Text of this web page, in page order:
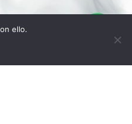
ello.